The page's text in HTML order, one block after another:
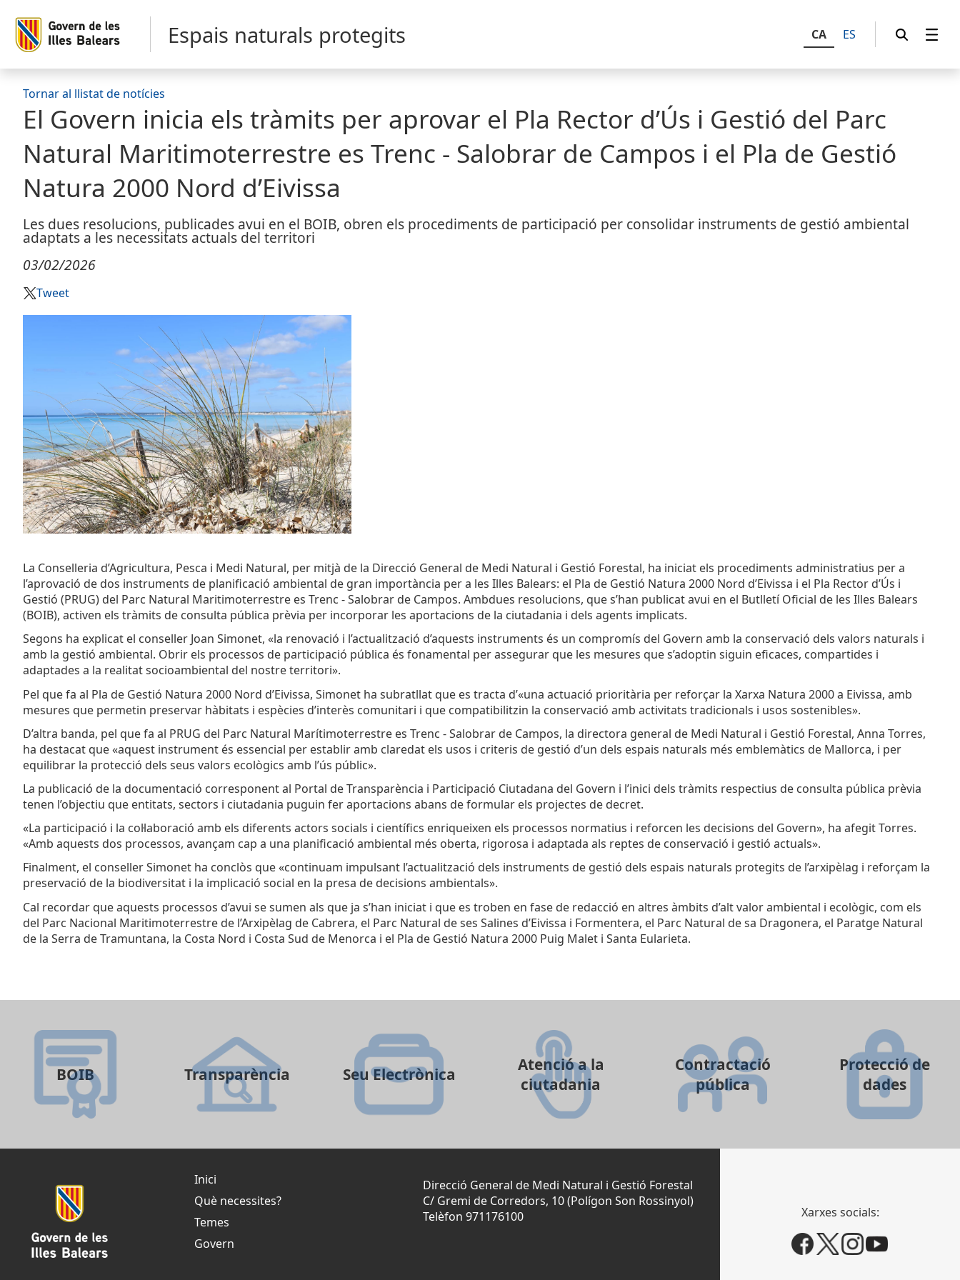
Espais naturals protegits CA ES
Tornar al llistat de notícies
El Govern inicia els tràmits per aprovar el Pla Rector d’Ús i Gestió del Parc
Natural Maritimoterrestre es Trenc - Salobrar de Campos i el Pla de Gestió
Natura 2000 Nord d’Eivissa
Les dues resolucions, publicades avui en el BOIB, obren els procediments de participació per consolidar instruments de gestió ambiental
adaptats a les necessitats actuals del territori
03/02/2026
Tweet
La Conselleria d’Agricultura, Pesca i Medi Natural, per mitjà de la Direcció General de Medi Natural i Gestió Forestal, ha iniciat els procediments administratius per a
l’aprovació de dos instruments de planificació ambiental de gran importància per a les Illes Balears: el Pla de Gestió Natura 2000 Nord d’Eivissa i el Pla Rector d’Ús i
Gestió (PRUG) del Parc Natural Maritimoterrestre es Trenc - Salobrar de Campos. Ambdues resolucions, que s’han publicat avui en el Butlletí Oficial de les Illes Balears
(BOIB), activen els tràmits de consulta pública prèvia per incorporar les aportacions de la ciutadania i dels agents implicats.
Segons ha explicat el conseller Joan Simonet, «la renovació i l’actualització d’aquests instruments és un compromís del Govern amb la conservació dels valors naturals i
amb la gestió ambiental. Obrir els processos de participació pública és fonamental per assegurar que les mesures que s’adoptin siguin eficaces, compartides i
adaptades a la realitat socioambiental del nostre territori».
Pel que fa al Pla de Gestió Natura 2000 Nord d’Eivissa, Simonet ha subratllat que es tracta d’«una actuació prioritària per reforçar la Xarxa Natura 2000 a Eivissa, amb
mesures que permetin preservar hàbitats i espècies d’interès comunitari i que compatibilitzin la conservació amb activitats tradicionals i usos sostenibles».
D’altra banda, pel que fa al PRUG del Parc Natural Marítimoterrestre es Trenc - Salobrar de Campos, la directora general de Medi Natural i Gestió Forestal, Anna Torres,
ha destacat que «aquest instrument és essencial per establir amb claredat els usos i criteris de gestió d’un dels espais naturals més emblemàtics de Mallorca, i per
equilibrar la protecció dels seus valors ecològics amb l’ús públic».
La publicació de la documentació corresponent al Portal de Transparència i Participació Ciutadana del Govern i l’inici dels tràmits respectius de consulta pública prèvia
tenen l’objectiu que entitats, sectors i ciutadania puguin fer aportacions abans de formular els projectes de decret.
«La participació i la col·laboració amb els diferents actors socials i científics enriqueixen els processos normatius i reforcen les decisions del Govern», ha afegit Torres.
«Amb aquests dos processos, avançam cap a una planificació ambiental més oberta, rigorosa i adaptada als reptes de conservació i gestió actuals».
Finalment, el conseller Simonet ha conclòs que «continuam impulsant l’actualització dels instruments de gestió dels espais naturals protegits de l’arxipèlag i reforçam la
preservació de la biodiversitat i la implicació social en la presa de decisions ambientals».
Cal recordar que aquests processos d’avui se sumen als que ja s’han iniciat i que es troben en fase de redacció en altres àmbits d’alt valor ambiental i ecològic, com els
del Parc Nacional Maritimoterrestre de l’Arxipèlag de Cabrera, el Parc Natural de ses Salines d’Eivissa i Formentera, el Parc Natural de sa Dragonera, el Paratge Natural
de la Serra de Tramuntana, la Costa Nord i Costa Sud de Menorca i el Pla de Gestió Natura 2000 Puig Malet i Santa Eularieta.
BOIB Transparència Seu Electrònica
Atenció a la
ciutadania
Contractació
pública
Protecció de
dades
Inici
Què necessites?
Temes
Govern
Direcció General de Medi Natural i Gestió Forestal
C/ Gremi de Corredors, 10 (Polígon Son Rossinyol)
Telèfon 971176100
Xarxes socials: